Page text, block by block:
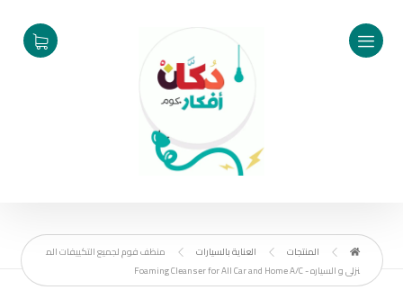
المنتجات العناية بالسيارات
منظف فوم لجميع التكييفات الم
نزلى و السياره - Foaming Cleanser for All Car and Home A/C